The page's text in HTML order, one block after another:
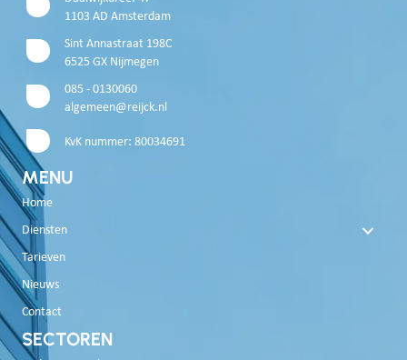
1103 AD Amsterdam
Sint Annastraat 198C
6525 GX Nijmegen
085 - 0130060
algemeen@reijck.nl
KvK nummer: 80034691
MENU
Home
Diensten
Tarieven
Nieuws
Contact
SECTOREN